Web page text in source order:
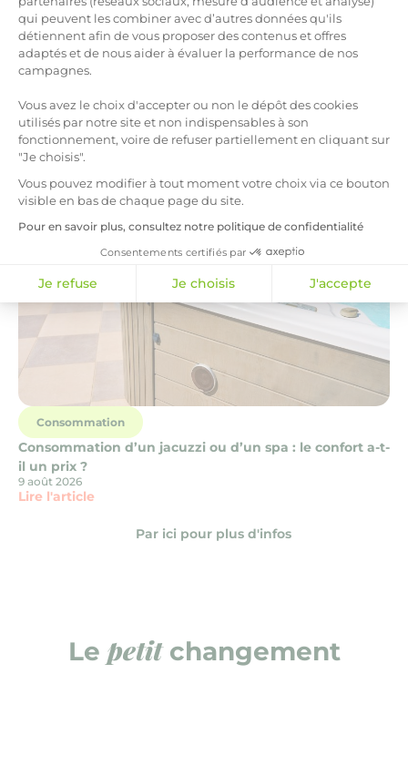
qui peuvent les combiner avec d’autres données qu'ils
détiennent afin de vous proposer des contenus et offres
adaptés et de nous aider à évaluer la performance de nos
campagnes.
Vous avez le choix d'accepter ou non le dépôt des cookies
utilisés par notre site et non indispensables à son
fonctionnement, voire de refuser partiellement en cliquant sur
"Je choisis".
Vous pouvez modifier à tout moment votre choix via ce bouton
visible en bas de chaque page du site.
Pour en savoir plus, consultez notre politique de confidentialité
Consentements certifiés par
Je refuse Je choisis J'accepte
Axeptio consent
Nosbellesinfos
Consommation
Consommation d’un jacuzzi ou d’un spa : le confort a-t-
il un prix ?
9 août 2026
Lire l'article
Par ici pour plus d'infos
Le petitchangement